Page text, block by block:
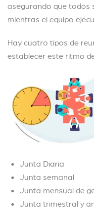
asegurando que todos
mientras el equipo
Hay cuatro tipos de
establecer este ritmo
Junta Diaria
Junta semanal
Junta mensual de
Junta trimestral y